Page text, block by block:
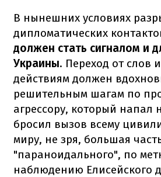
В нынешних условиях
дипломатических
должен стать сигналом и
Украины. Переход от слов
действиям должен
решительным шагам по
агрессору, который напал
бросил вызов всему
миру, не зря, большая
"параноидального", по
наблюдению Елисейского